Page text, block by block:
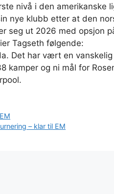
nivå i den amerikanske
nye klubb etter at den
seg ut 2026 med opsjon
Tagseth følgende:
Det har vært en
kamper og ni mål for
– klar til EM